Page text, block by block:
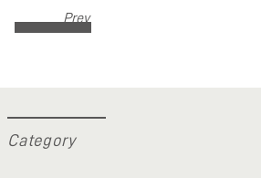
Prev
Category